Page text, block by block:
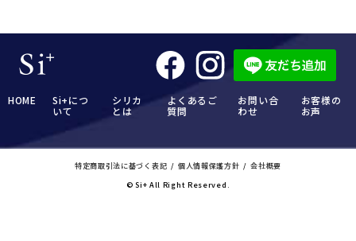
HOME
Si+につ
いて
シリカ
とは
よくあるご
質問
お問い合
わせ
お客様の
お声
特定商取引法に基づく表記 個人情報保護方針
会社概要
© Si+ All Right Reserved.